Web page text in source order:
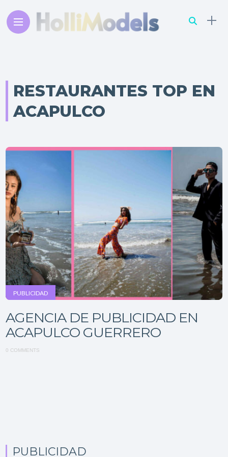
RESTAURANTES TOP EN
ACAPULCO
PUBLICIDAD
AGENCIA DE PUBLICIDAD EN
ACAPULCO GUERRERO
0 COMMENTS
PUBLICIDAD